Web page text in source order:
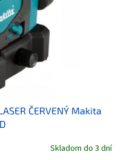
ČERVENÝ Makita
Skladom do 3 dní